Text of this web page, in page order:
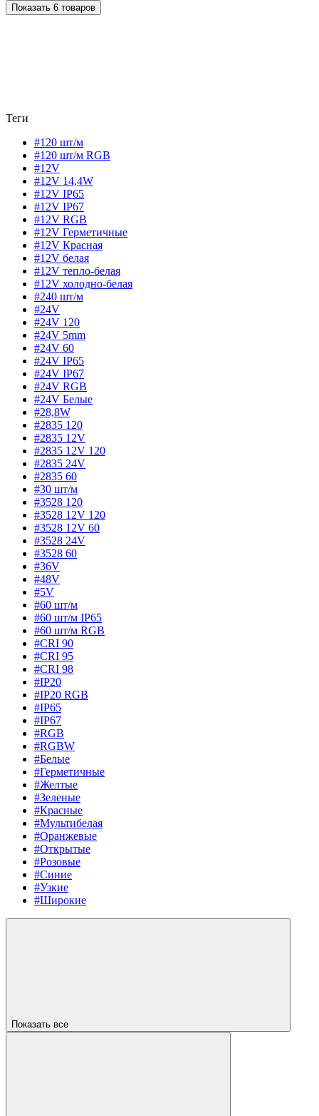
Показать 6 товаров
Теги
#120 шт/м
#120 шт/м RGB
#12V
#12V 14,4W
#12V IP65
#12V IP67
#12V RGB
#12V Герметичные
#12V Красная
#12V белая
#12V тепло-белая
#12V холодно-белая
#240 шт/м
#24V
#24V 120
#24V 5mm
#24V 60
#24V IP65
#24V IP67
#24V RGB
#24V Белые
#28,8W
#2835 120
#2835 12V
#2835 12V 120
#2835 24V
#2835 60
#30 шт/м
#3528 120
#3528 12V 120
#3528 12V 60
#3528 24V
#3528 60
#36V
#48V
#5V
#60 шт/м
#60 шт/м IP65
#60 шт/м RGB
#CRI 90
#CRI 95
#CRI 98
#IP20
#IP20 RGB
#IP65
#IP67
#RGB
#RGBW
#Белые
#Герметичные
#Желтые
#Зеленые
#Красные
#Мультибелая
#Оранжевые
#Открытые
#Розовые
#Синие
#Узкие
#Широкие
Показать все